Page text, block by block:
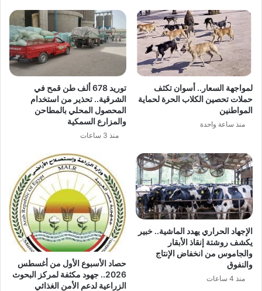
لمواجهة السعار.. أسوان تكثف
حملات تحصين الكلاب الحرة لحماية
المواطنين
منذ ساعة واحدة
توريد 678 ألف طن قمح في
الشرقية.. تحذير من استخدام
المحصول المحلي بالمطاحن
والمزارع السمكية
منذ 3 ساعات
الإجهاد الحراري يهدد الماشية.. خبير
يكشف روشتة إنقاذ الأبقار
والجاموس من انخفاض الإنتاج
والنفوق
منذ 4 ساعات
حصاد الأسبوع الأول من أغسطس
2026.. جهود مكثفة لمركز البحوث
الزراعية لدعم الأمن الغذائي